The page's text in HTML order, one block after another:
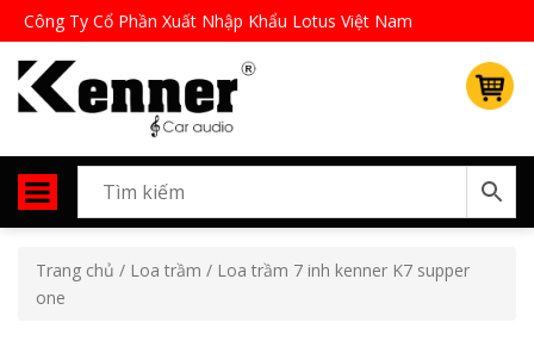
Công Ty Cổ Phần Xuất Nhập Khẩu Lotus Việt Nam
Trang chủ / Loa trầm / Loa trầm 7 inh kenner K7 supper
one